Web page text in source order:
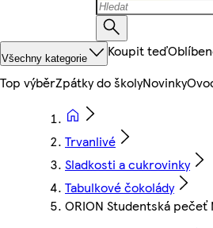
Všechny kategorie Koupit teď
Top výběrZpátky do školyNovinky
Trvanlivé
Sladkosti a cukrovinky
Tabulkové čokolády
ORION Studentská pečeť